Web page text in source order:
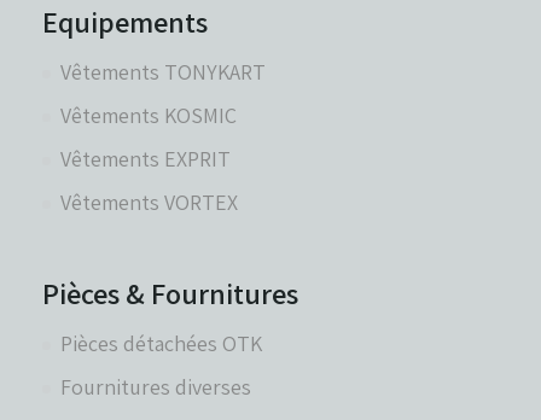
Equipements
Vêtements TONYKART
Vêtements KOSMIC
Vêtements EXPRIT
Vêtements VORTEX
Pièces & Fournitures
Pièces détachées OTK
Fournitures diverses